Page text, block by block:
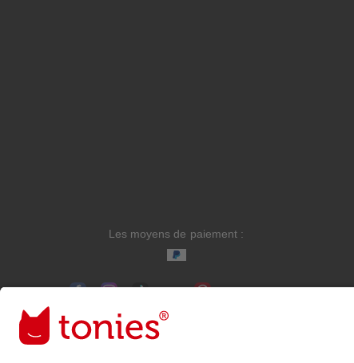
Les moyens de paiement :
Liens vers les réseaux sociaux